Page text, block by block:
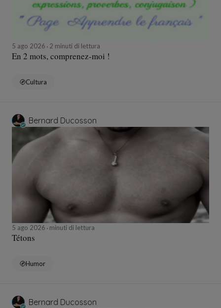
5 ago 2026 2 minuti di lettura
En 2 mots, comprenez-moi !
Cultura
Bernard Ducosson
5 ago 2026 minuti di lettura
Tétons
Humor
Bernard Ducosson